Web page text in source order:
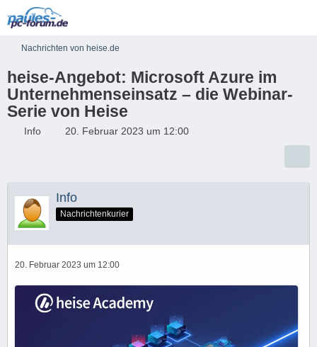
Nachrichten von heise.de
heise-Angebot: Microsoft Azure im
Unternehmenseinsatz – die Webinar-
Serie von Heise
Info 20. Februar 2023 um 12:00
Info
Nachrichtenkurier
20. Februar 2023 um 12:00